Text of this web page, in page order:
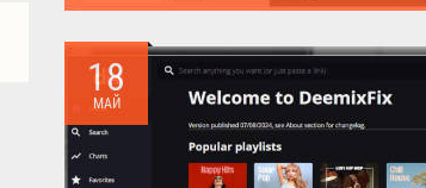
предназначена для...
18
МАЙ